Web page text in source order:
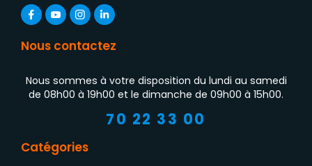
Nous contactez
Nous sommes à votre disposition du lundi au samedi
de 08h00 à 19h00 et le dimanche de 09h00 à 15h00.
70 22 33 00
Catégories